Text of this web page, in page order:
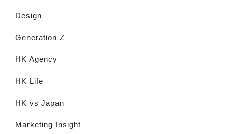
Design
Generation Z
HK Agency
HK Life
HK vs Japan
Marketing Insight